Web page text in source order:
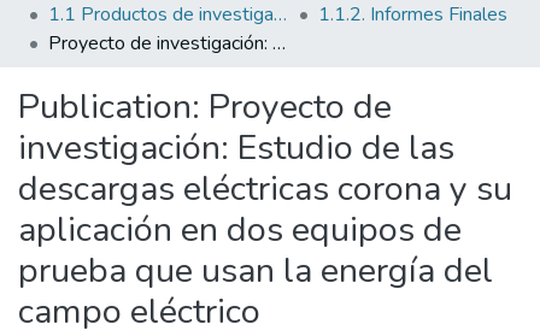
All of DSpace
1.1 Productos de investigación
1.1.2. Informes Finales
Proyecto de investigación: Estudio de las descargas eléctricas corona y su aplicación en dos equipos de prueba que usan la energía del campo eléctrico
Publication: Proyecto de
investigación: Estudio de las
descargas eléctricas corona y su
aplicación en dos equipos de
prueba que usan la energía del
campo eléctrico